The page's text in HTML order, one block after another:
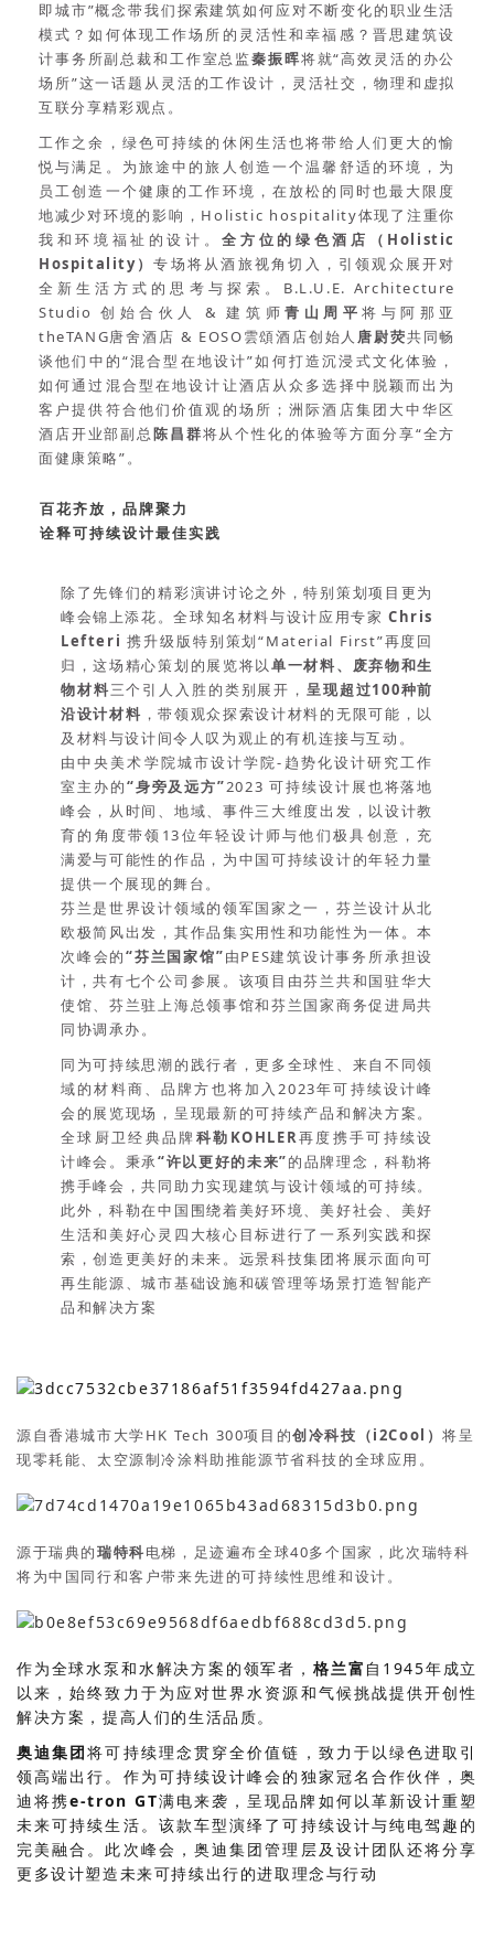
即城市”概念带我们探索建筑如何应对不断变化的职业生活
模式？如何体现工作场所的灵活性和幸福感？晋思建筑设
计事务所副总裁和工作室总监秦振晖将就“高效灵活的办公
场所”这一话题从灵活的工作设计，灵活社交，物理和虚拟
互联分享精彩观点。
工作之余，绿色可持续的休闲生活也将带给人们更大的愉
悦与满足。为旅途中的旅人创造一个温馨舒适的环境，为
员工创造一个健康的工作环境，在放松的同时也最大限度
地减少对环境的影响，Holistic hospitality体现了注重你
我和环境福祉的设计。全方位的绿色酒店（Holistic
Hospitality）专场将从酒旅视角切入，引领观众展开对
全新生活方式的思考与探索。B.L.U.E. Architecture
Studio 创始合伙人 & 建筑师青山周平将与阿那亚
theTANG唐舍酒店 & EOSO雲頌酒店创始人 唐尉荧共同畅
谈他们中的“混合型在地设计”如何打造沉浸式文化体验，
如何通过混合型在地设计让酒店从众多选择中脱颖而出为
客户提供符合他们价值观的场所；洲际酒店集团大中华区
酒店开业部副总陈昌群将从个性化的体验等方面分享“全方
面健康策略”。
百花齐放，品牌聚力
诠释可持续设计最佳实践
除了先锋们的精彩演讲讨论之外，特别策划项目更为
峰会锦上添花。全球知名材料与设计应用专家 Chris
Lefteri携升级版特别策划“Material First”再度回
归，这场精心策划的展览将以单一材料、废弃物和生
物材料三个引人入胜的类别展开， 呈现超过100种前
沿设计材料 ，带领观众探索设计材料的无限可能，以
及材料与设计间令人叹为观止的有机连接与互动。
由中央美术学院城市设计学院-趋势化设计研究工作
室主办的“身旁及远方”2023 可持续设计展也将落地
峰会，从时间、地域、事件三大维度出发，以设计教
育的角度带领13位年轻设计师与他们极具创意，充
满爱与可能性的作品，为中国可持续设计的年轻力量
提供一个展现的舞台。
芬兰是世界设计领域的领军国家之一，芬兰设计从北
欧极简风出发，其作品集实用性和功能性为一体。本
次峰会的“芬兰国家馆”由PES建筑设计事务所承担设
计，共有七个公司参展。该项目由芬兰共和国驻华大
使馆、芬兰驻上海总领事馆和芬兰国家商务促进局共
同协调承办。
同为可持续思潮的践行者，更多全球性、来自不同领
域的材料商、品牌方也将加入2023年可持续设计峰
会的展览现场，呈现最新的可持续产品和解决方案。
全球厨卫经典品牌科勒KOHLER再度携手可持续设
计峰会。秉承“许以更好的未来”的品牌理念，科勒将
携手峰会，共同助力实现建筑与设计领域的可持续。
此外，科勒在中国围绕着美好环境、美好社会、美好
生活和美好心灵四大核心目标进行了一系列实践和探
索，创造更美好的未来。远景科技集团将展示面向可
再生能源、城市基础设施和碳管理等场景打造智能产
品和解决方案
源自香港城市大学HK Tech 300项目的创冷科技（i2Cool）将呈
现零耗能、太空源制冷涂料助推能源节省科技的全球应用。
源于瑞典的瑞特科电梯，足迹遍布全球40多个国家，此次瑞特科
将为中国同行和客户带来先进的可持续性思维和设计。
作为全球水泵和水解决方案的领军者， 格兰富 自1945年成立
以来，始终致力于为应对世界水资源和气候挑战提供开创性
解决方案，提高人们的生活品质。
奥迪集团将可持续理念贯穿全价值链，致力于以绿色进取引
领高端出行。作为可持续设计峰会的独家冠名合作伙伴，奥
迪将携e-tron GT满电来袭，呈现品牌如何以革新设计重塑
未来可持续生活。该款车型演绎了可持续设计与纯电驾趣的
完美融合。此次峰会，奥迪集团管理层及设计团队还将分享
更多设计塑造未来可持续出行的进取理念与行动